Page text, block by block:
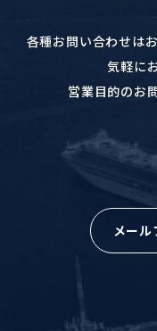
各種お問い合わせは
気軽に
営業目的のお
メール